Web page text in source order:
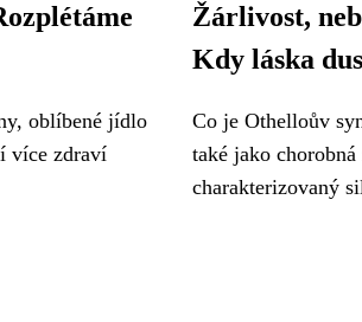
oblíbené jídlo
více zdraví
Žárlivost,
Kdy láska
Co je Othelloův
také jako
charakterizovaný